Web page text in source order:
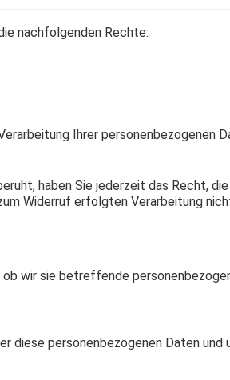
nachfolgenden Rechte:
Ihrer personenbezogenen
haben Sie jederzeit das Recht,
Widerruf erfolgten Verarbeitung
wir sie betreffende
diese personenbezogenen Daten